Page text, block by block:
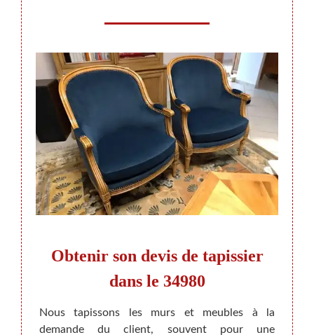
ne
Obtenir son devis de tapissier
dans le 34980
Nous tapissons les murs et meubles à la
demande du client, souvent pour une
chez